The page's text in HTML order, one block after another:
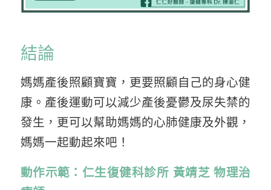
結論
媽媽產後照顧寶寶，更要照顧自己的身心健
康。產後運動可以減少產後憂鬱及尿失禁的
發生，更可以幫助媽媽的心肺健康及外觀，
媽媽一起動起來吧！
動作示範：仁生復健科診所 黃靖芝 物理治